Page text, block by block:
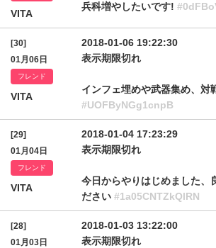
VITA
兵科増やしたいです!
[30]
01月06日
フレンド
VITA
2018-01-06 19:22:30
表示期限切れ
インフェ埋めや武器集め、対
#UOFByNGg1cnpB
[29]
01月04日
フレンド
VITA
2018-01-04 17:23:29
表示期限切れ
今日からやりはじめました、
ださい #1a05CNTZkQlRN
[28]
01月03日
2018-01-03 13:22:00
表示期限切れ